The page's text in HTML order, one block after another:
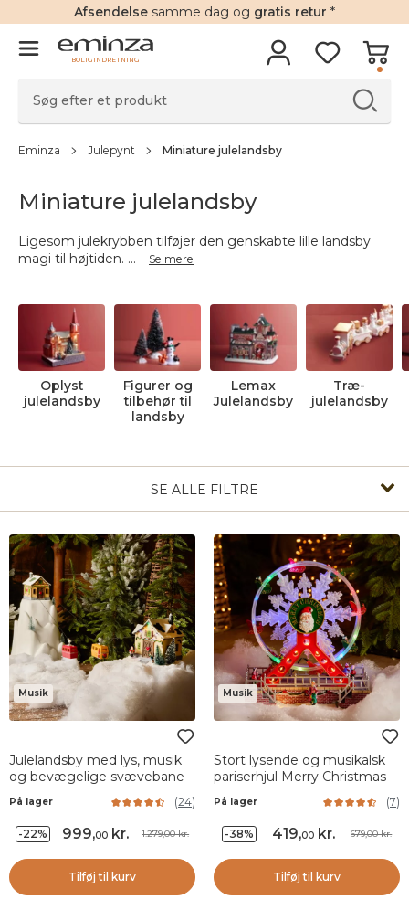
Afsendelse samme dag og gratis retur *
BOLIGINDRETNING
Eminza Julepynt Miniature julelandsby
Miniature julelandsby
Ligesom julekrybben tilføjer den genskabte lille landsby
magi til højtiden. ... Se mere
Oplyst
julelandsby
Figurer og
tilbehør til
landsby
Lemax
Julelandsby
Træ-
julelandsby
SE ALLE FILTRE
Musik
Julelandsby med lys, musik
og bevægelige svævebane
På lager (24)
-22% 999,00 kr. 1.279,00 kr.
Tilføj til kurv
Musik
Stort lysende og musikalsk
pariserhjul Merry Christmas
På lager (7)
-38% 419,00kr. 679,00 kr.
Tilføj til kurv